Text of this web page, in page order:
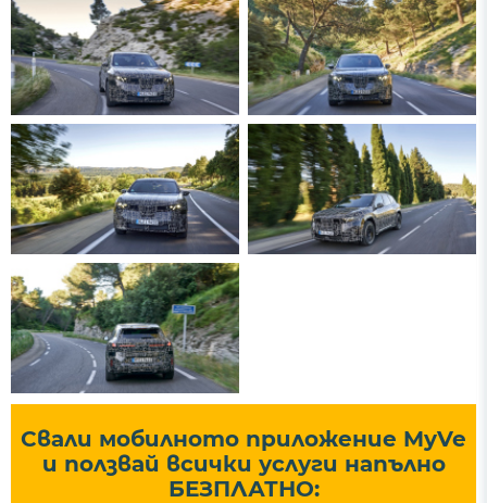
Свали мобилното приложение MyVe
и ползвай всички услуги напълно
БЕЗПЛАТНО: